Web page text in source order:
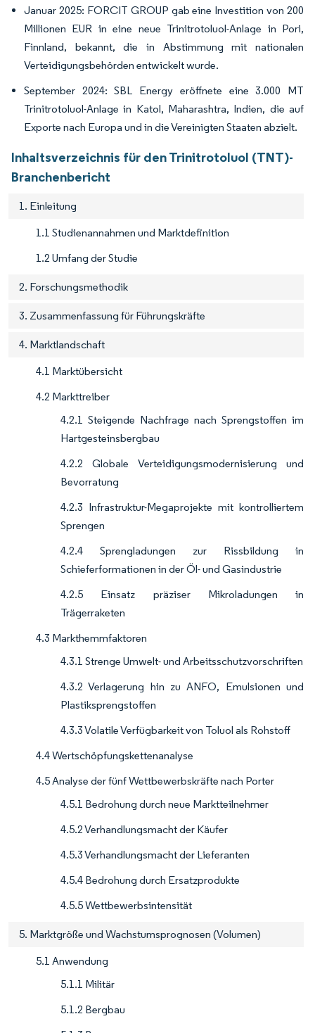
Januar 2025: FORCIT GROUP gab eine Investition von 200
Millionen EUR in eine neue Trinitrotoluol-Anlage in Pori,
Finnland, bekannt, die in Abstimmung mit nationalen
Verteidigungsbehörden entwickelt wurde.
September 2024: SBL Energy eröffnete eine 3.000 MT
Trinitrotoluol-Anlage in Katol, Maharashtra, Indien, die auf
Exporte nach Europa und in die Vereinigten Staaten abzielt.
Inhaltsverzeichnis für den Trinitrotoluol (TNT)-
Branchenbericht
1. Einleitung
1.1 Studienannahmen und Marktdefinition
1.2 Umfang der Studie
2. Forschungsmethodik
3. Zusammenfassung für Führungskräfte
4. Marktlandschaft
4.1 Marktübersicht
4.2 Markttreiber
4.2.1 Steigende Nachfrage nach Sprengstoffen im
Hartgesteinsbergbau
4.2.2 Globale Verteidigungsmodernisierung und
Bevorratung
4.2.3 Infrastruktur-Megaprojekte mit kontrolliertem
Sprengen
4.2.4 Sprengladungen zur Rissbildung in
Schieferformationen in der Öl- und Gasindustrie
4.2.5 Einsatz präziser Mikroladungen in
Trägerraketen
4.3 Markthemmfaktoren
4.3.1 Strenge Umwelt- und Arbeitsschutzvorschriften
4.3.2 Verlagerung hin zu ANFO, Emulsionen und
Plastiksprengstoffen
4.3.3 Volatile Verfügbarkeit von Toluol als Rohstoff
4.4 Wertschöpfungskettenanalyse
4.5 Analyse der fünf Wettbewerbskräfte nach Porter
4.5.1 Bedrohung durch neue Marktteilnehmer
4.5.2 Verhandlungsmacht der Käufer
4.5.3 Verhandlungsmacht der Lieferanten
4.5.4 Bedrohung durch Ersatzprodukte
4.5.5 Wettbewerbsintensität
5. Marktgröße und Wachstumsprognosen (Volumen)
5.1 Anwendung
5.1.1 Militär
5.1.2 Bergbau